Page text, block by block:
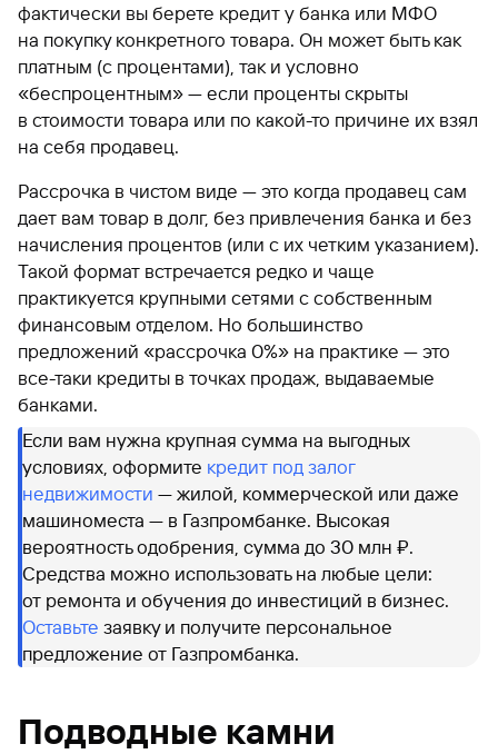
фактически вы берете кредит у банка или МФО
на покупку конкретного товара. Он может быть как
платным (с процентами), так и условно
«беспроцентным» — если проценты скрыты
в стоимости товара или по какой-то причине их взял
на себя продавец.
Рассрочка в чистом виде — это когда продавец сам
дает вам товар в долг, без привлечения банка и без
начисления процентов (или с их четким указанием).
Такой формат встречается редко и чаще
практикуется крупными сетями с собственным
финансовым отделом. Но большинство
предложений «рассрочка 0%» на практике — это
все-таки кредиты в точках продаж, выдаваемые
банками.
Если вам нужна крупная сумма на выгодных
условиях, оформите кредит под залог
недвижимости — жилой, коммерческой или даже
машиноместа — в Газпромбанке. Высокая
вероятность одобрения, сумма до 30 млн ₽.
Средства можно использовать на любые цели:
от ремонта и обучения до инвестиций в бизнес.
Оставьте заявку и получите персональное
предложение от Газпромбанка.
Подводные камни